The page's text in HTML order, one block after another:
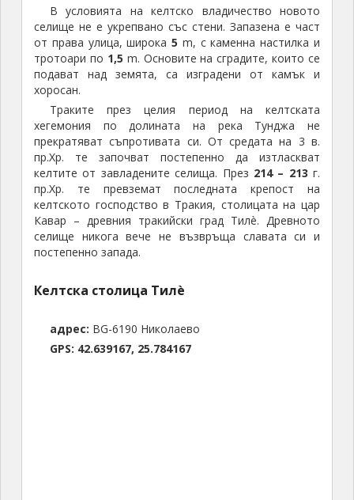
В условията на келтско владичество новото
селище не е укрепвано със стени. Запазена е част
от права улица, широка5 m, с каменна настилка и
тротоари по 1,5 m. Основите на сградите, които се
подават над земята, са изградени от камък и
хоросан.
Траките през целия период на келтската
хегемония по долината на река Тунджа не
прекратяват съпротивата си. От средата на 3 в.
пр.Хр. те започват постепенно да изтласкват
келтите от завладените селища. През 214 – 213 г.
пр.Хр. те превземат последната крепост на
келтското господство в Тракия, столицата на цар
Кавар – древния тракийски град Тилè. Древното
селище никога вече не възвръща славата си и
постепенно запада.
Келтска столица Тилè
адрес: BG-6190 Николаево
GPS: 42.639167, 25.784167